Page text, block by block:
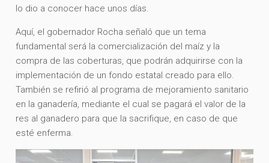
lo dio a conocer hace unos días.
Aquí, el gobernador Rocha señaló que un tema
fundamental será la comercialización del maíz y la
compra de las coberturas, que podrán adquirirse con la
implementación de un fondo estatal creado para ello.
También se refirió al programa de mejoramiento sanitario
en la ganadería, mediante el cual se pagará el valor de la
res al ganadero para que la sacrifique, en caso de que
esté enferma.